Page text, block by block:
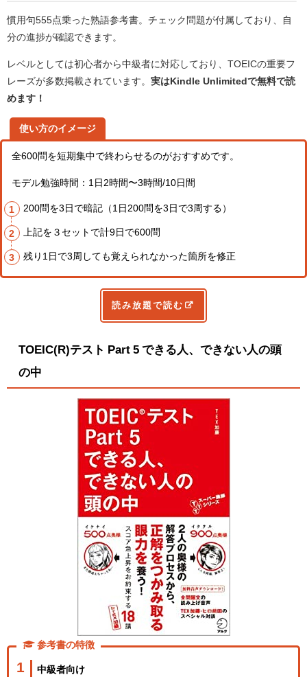
慣用句555点乗った熟語参考書。チェック問題が付属しており、自
分の進捗が確認できます。
レベルとしては初心者から中級者に対応しており、TOEICの重要フ
レーズが多数掲載されています。 実はKindle Unlimitedで無料で読
めます！
使い方のイメージ
全600問を短期集中で終わらせるのがおすすめです。
モデル勉強時間：1日2時間〜3時間/10日間
200問を3日で暗記（1日200問を3日で3周する）
上記を３セットで計9日で600問
残り1日で3周しても覚えられなかった箇所を修正
読み放題で読む
TOEIC(R)テスト Part 5 できる人、できない人の頭
の中
参考書の特徴
中級者向け